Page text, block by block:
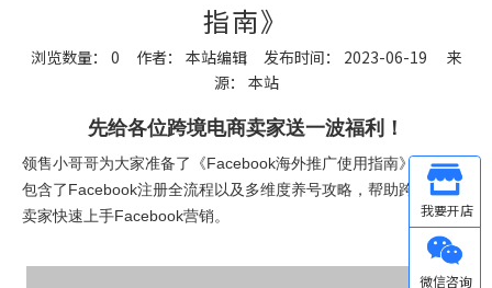
指南》
浏览数量： 0 作者： 本站编辑 发布时间： 2023-06-19 来
源： 本站
["wechat","weibo","qzone","douban","email"]
先给各位跨境电商卖家送一波福利！
领售小哥哥为大家准备了《Facebook海外推广使用指南》，其中
包含了Facebook注册全流程以及多维度养号攻略，帮助跨境电商
卖家快速上手Facebook营销。
Other
微信